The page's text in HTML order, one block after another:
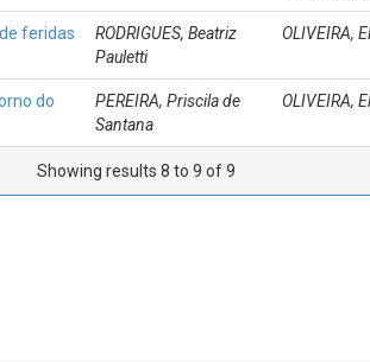
feridas
RODRIGUES, Beatriz
Pauletti
OLIVEIRA,
do
PEREIRA, Priscila de
Santana
OLIVEIRA,
Showing results 8 to 9 of 9